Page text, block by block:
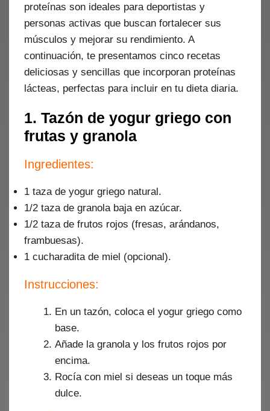
proteínas son ideales para deportistas y
personas activas que buscan fortalecer sus
músculos y mejorar su rendimiento. A
continuación, te presentamos cinco recetas
deliciosas y sencillas que incorporan proteínas
lácteas, perfectas para incluir en tu dieta diaria.
1. Tazón de yogur griego con
frutas y granola
Ingredientes:
1 taza de yogur griego natural.
1/2 taza de granola baja en azúcar.
1/2 taza de frutos rojos (fresas, arándanos,
frambuesas).
1 cucharadita de miel (opcional).
Instrucciones:
En un tazón, coloca el yogur griego como
base.
Añade la granola y los frutos rojos por
encima.
Rocía con miel si deseas un toque más
dulce.